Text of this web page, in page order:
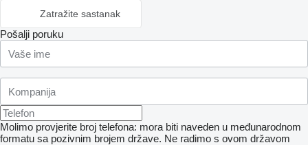
Zatražite sastanak
Pošalji poruku
Molimo provjerite broj telefona: mora biti naveden u međunarodnom
formatu sa pozivnim brojem države. Ne radimo s ovom državom